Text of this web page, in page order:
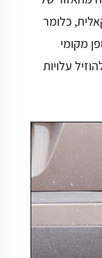
כלומר
מקומי
עלויות